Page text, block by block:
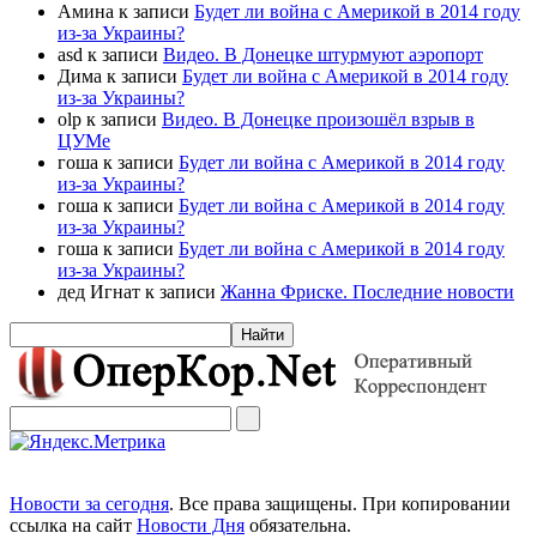
Амина к записи Будет ли война с Америкой в 2014 году
из-за Украины?
asd к записи Видео. В Донецке штурмуют аэропорт
Дима к записи Будет ли война с Америкой в 2014 году
из-за Украины?
olp к записи Видео. В Донецке произошёл взрыв в
ЦУМе
гоша к записи Будет ли война с Америкой в 2014 году
из-за Украины?
гоша к записи Будет ли война с Америкой в 2014 году
из-за Украины?
гоша к записи Будет ли война с Америкой в 2014 году
из-за Украины?
дед Игнат к записи Жанна Фриске. Последние новости
Новости за сегодня. Все права защищены. При копировании
ссылка на сайт Новости Дня обязательна.